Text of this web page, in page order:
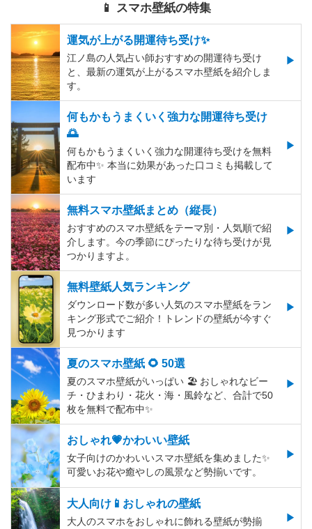
📱 スマホ壁紙の特集
運気が上がる開運待ち受け✨
江ノ島の人気占い師おすすめの開運待ち受け
と、最新の運気が上がるスマホ壁紙を紹介しま
す。
何もかもうまくいく強力な開運待ち受け
🌅
何もかもうまくいく強力な開運待ち受けを無料
配布中✨️ 本当に効果があった口コミも掲載して
います
無料スマホ壁紙まとめ（縦長）
おすすめのスマホ壁紙をテーマ別・人気順で紹
介します。今の季節にぴったりな待ち受けが見
つかりますよ。
無料壁紙人気ランキング
ダウンロード数が多い人気のスマホ壁紙をラン
キング形式でご紹介！トレンドの壁紙が今すぐ
見つかります
夏のスマホ壁紙 🌻 50選
夏のスマホ壁紙がいっぱい 🏖 おしゃれなビー
チ・ひまわり・花火・海・風鈴など、合計で50
枚を無料で配布中✨
おしゃれ💗かわいい壁紙
女子向けのかわいいスマホ壁紙を集めました✨
可愛いお花や癒やしの風景など勢揃いです。
大人向け📱おしゃれの壁紙
大人のスマホをおしゃれに飾れる壁紙が勢揃